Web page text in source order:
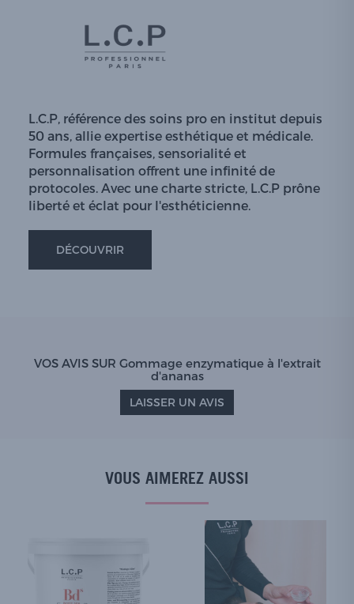
L.C.P, référence des soins pro en institut depuis
50 ans, allie expertise esthétique et médicale.
Formules françaises, sensorialité et
personnalisation offrent une infinité de
protocoles. Avec une charte stricte, L.C.P prône
liberté et éclat pour l'esthéticienne.
DÉCOUVRIR
VOS AVIS SUR Gommage enzymatique à l'extrait
d'ananas
LAISSER UN AVIS
VOUS AIMEREZ AUSSI